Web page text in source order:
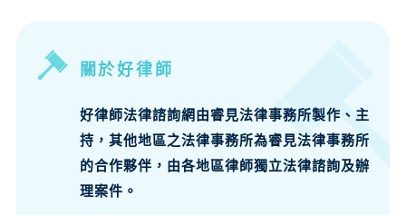
關於好律師
好律師法律諮詢網由睿見法律事務所製作、主
持，其他地區之法律事務所為睿見法律事務所
的合作夥伴，由各地區律師獨立法律諮詢及辦
理案件。